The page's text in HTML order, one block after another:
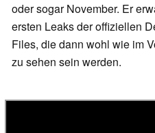
oder sogar November. Er
ersten Leaks der offiziellen
Files, die dann wohl wie im
zu sehen sein werden.